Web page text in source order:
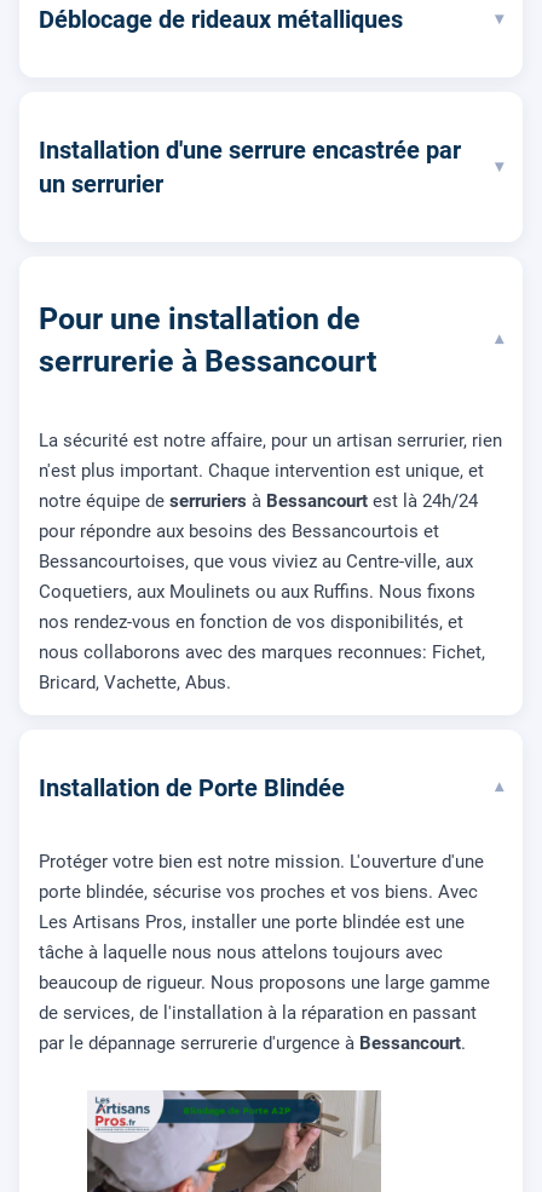
Déblocage de rideaux métalliques ▾
Installation d'une serrure encastrée par
un serrurier
▾
Pour une installation de
serrurerie à Bessancourt
▾
La sécurité est notre affaire, pour un artisan serrurier, rien
n'est plus important. Chaque intervention est unique, et
notre équipe de serruriers à Bessancourt est là 24h/24
pour répondre aux besoins des Bessancourtois et
Bessancourtoises, que vous viviez au Centre-ville, aux
Coquetiers, aux Moulinets ou aux Ruffins. Nous fixons
nos rendez-vous en fonction de vos disponibilités, et
nous collaborons avec des marques reconnues: Fichet,
Bricard, Vachette, Abus.
Installation de Porte Blindée ▾
Protéger votre bien est notre mission. L'ouverture d'une
porte blindée, sécurise vos proches et vos biens. Avec
Les Artisans Pros, installer une porte blindée est une
tâche à laquelle nous nous attelons toujours avec
beaucoup de rigueur. Nous proposons une large gamme
de services, de l'installation à la réparation en passant
par le dépannage serrurerie d'urgence à Bessancourt.